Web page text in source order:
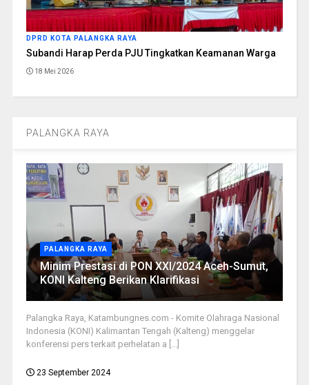
DPRD KOTA PALANGKA RAYA
Subandi Harap Perda PJU Tingkatkan Keamanan Warga
18 Mei 2026
PALANGKA RAYA
PALANGKA RAYA
Minim Prestasi di PON XXI/2024 Aceh-Sumut,
KONI Kalteng Berikan Klarifikasi
Palangka Raya, Katambungnes.com - Komite Olahraga Nasional
Indonesia (KONI) Kalimantan Tengah (Kalteng) menggelar
konferensi pers terkait perhelatan a [...]
23 September 2024